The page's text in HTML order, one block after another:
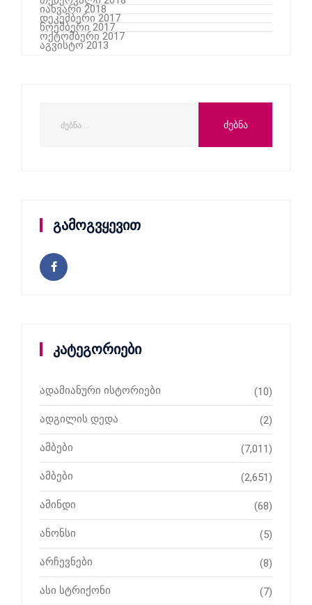
იანვარი 2018
დეკემბერი 2017
ნოემბერი 2017
ოქტომბერი 2017
აგვისტო 2013
გამოგვყევით
კატეგორიები
ადამიანური ისტორიები (10)
ადგილის დედა (2)
ამბები (7,011)
ამბები (2,651)
ამინდი (68)
ანონსი (5)
არჩევნები (8)
ასი სტრიქონი (7)